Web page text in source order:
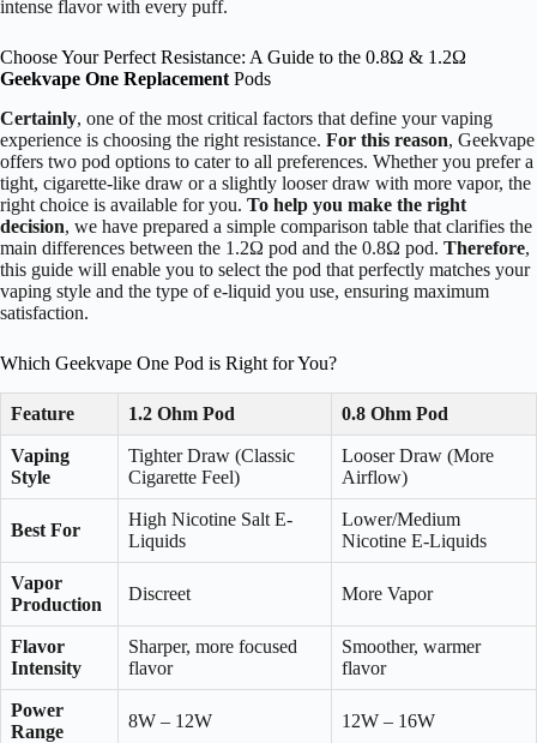
intense flavor with every puff.
Choose Your Perfect Resistance: A Guide to the 0.8Ω & 1.2Ω
Geekvape One Replacement Pods
Certainly, one of the most critical factors that define your vaping
experience is choosing the right resistance. For this reason, Geekvape
offers two pod options to cater to all preferences. Whether you prefer a
tight, cigarette-like draw or a slightly looser draw with more vapor, the
right choice is available for you. To help you make the right
decision, we have prepared a simple comparison table that clarifies the
main differences between the 1.2Ω pod and the 0.8Ω pod. Therefore,
this guide will enable you to select the pod that perfectly matches your
vaping style and the type of e-liquid you use, ensuring maximum
satisfaction.
Which Geekvape One Pod is Right for You?
Feature 1.2 Ohm Pod 0.8 Ohm Pod
Vaping
Style
Tighter Draw (Classic
Cigarette Feel)
Looser Draw (More
Airflow)
Best For
High Nicotine Salt E-
Liquids
Lower/Medium
Nicotine E-Liquids
Vapor
Production
Discreet More Vapor
Flavor
Intensity
Sharper, more focused
flavor
Smoother, warmer
flavor
Power
Range
8W – 12W 12W – 16W